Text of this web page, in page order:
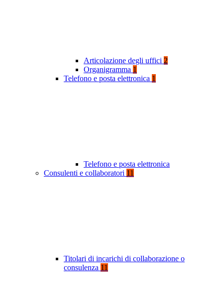
Articolazione degli uffici 2
Organigramma 1
Telefono e posta elettronica 1
Telefono e posta elettronica
Consulenti e collaboratori 11
Titolari di incarichi di collaborazione o
consulenza 11